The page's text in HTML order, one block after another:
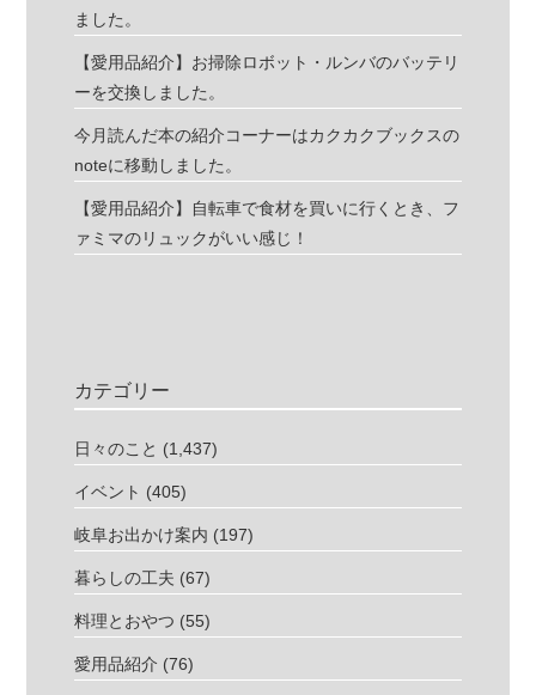
ました。
【愛用品紹介】お掃除ロボット・ルンバのバッテリ
ーを交換しました。
今月読んだ本の紹介コーナーはカクカクブックスの
noteに移動しました。
【愛用品紹介】自転車で食材を買いに行くとき、フ
ァミマのリュックがいい感じ！
カテゴリー
日々のこと (1,437)
イベント (405)
岐阜お出かけ案内 (197)
暮らしの工夫 (67)
料理とおやつ (55)
愛用品紹介 (76)